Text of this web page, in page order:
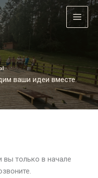
ваши идеи вместе.
вы только в начале